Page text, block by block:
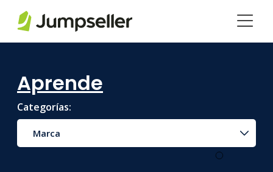
Aprende
Categorías:
Marca